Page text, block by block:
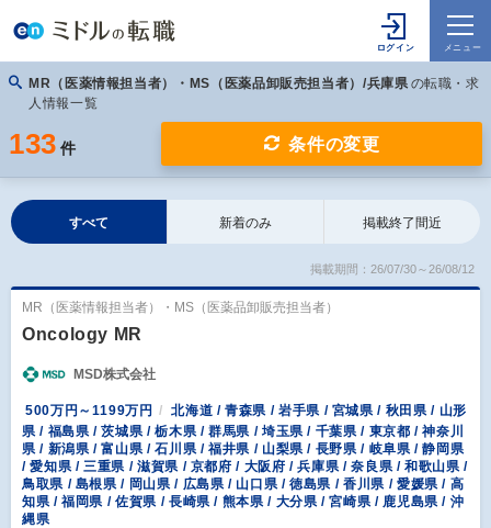
MR（医薬情報担当者）・MS（医薬品卸販売担当者）/兵庫県 の転職・求
人情報一覧
133 件 条件の変更
すべて 新着のみ 掲載終了間近
掲載期間：26/07/30～26/08/12
MR（医薬情報担当者）・MS（医薬品卸販売担当者）
Oncology MR
MSD株式会社
500万円～1199万円
北海道 / 青森県 / 岩手県 / 宮城県 / 秋田県 / 山形
県 / 福島県 / 茨城県 / 栃木県 / 群馬県 / 埼玉県 / 千葉県 / 東京都 / 神奈川
県 / 新潟県 / 富山県 / 石川県 / 福井県 / 山梨県 / 長野県 / 岐阜県 / 静岡県
/ 愛知県 / 三重県 / 滋賀県 / 京都府 / 大阪府 / 兵庫県 / 奈良県 / 和歌山県 /
鳥取県 / 島根県 / 岡山県 / 広島県 / 山口県 / 徳島県 / 香川県 / 愛媛県 / 高
知県 / 福岡県 / 佐賀県 / 長崎県 / 熊本県 / 大分県 / 宮崎県 / 鹿児島県 / 沖
縄県